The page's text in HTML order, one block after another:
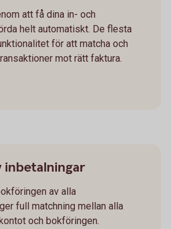
att få dina in- och
helt automatiskt. De flesta
för att matcha och
mot rätt faktura.
inbetalningar
av alla
full matchning mellan alla
och bokföringen.